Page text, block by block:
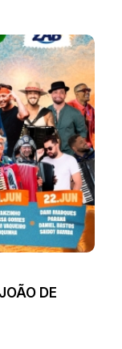
DE